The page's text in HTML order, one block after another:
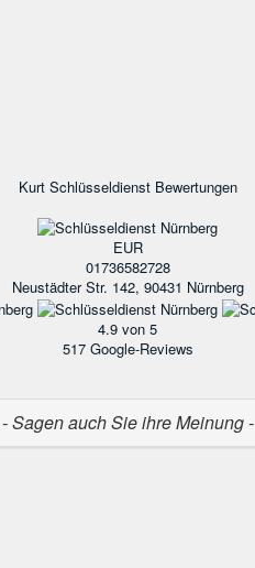
Kurt SchlüsseldienstBewertungen
EUR
01736582728
Neustädter Str. 142, 90431 Nürnberg
4.9 von 5
517Google-Reviews
- Sagen auch Sie ihre Meinung -